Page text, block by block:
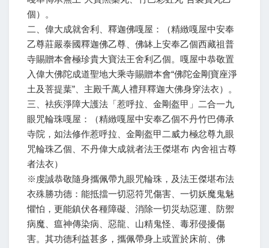
個）。
二、偉大成就舍利、釋迦佛嘎屋：（精緻嘎屋中安奉
乙尊莊嚴泰國釋迦佛乙尊、佛缽上安奉乙個西藏祖普
寺賜贈本會極珍貴大寶法王舍利乙個。嘎屋中恭敬置
入偉大佛陀成道聖地大乘寺賜贈本會“佛陀金剛寶座淨
土及菩提葉”、主殿千萬人禮拜釋迦大佛身穿法衣）。
三、袪疾淨障大護法「惹呼拉、金剛盔甲」二合一九
眼咒輪珠嘎屋：（精緻嘎屋中安奉乙個不丹竹巴傳承
寺院，如法修作惹呼拉、金剛盔甲二威力極忿尊九眼
咒輪珠乙個、不丹偉大成就者法王傑堪布 內舍祖古尊
者法衣）
※虔誠恭敬隨身攜佩帶九眼咒輪珠，及法王傑堪布法
衣殊勝功德：能抵擋一切惡符咒傷害、一切妖魔鬼魅
懼怕，更能鎮伏各種障礙、消除一切災劫惡運、防禦
病魔、瘟神傳染病、惡龍、山精鬼怪、毒邪侵擾傷
害。其功德利益甚多，攜佩帶身上或置於床前、佛